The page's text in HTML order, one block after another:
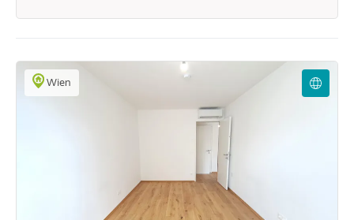
Wien